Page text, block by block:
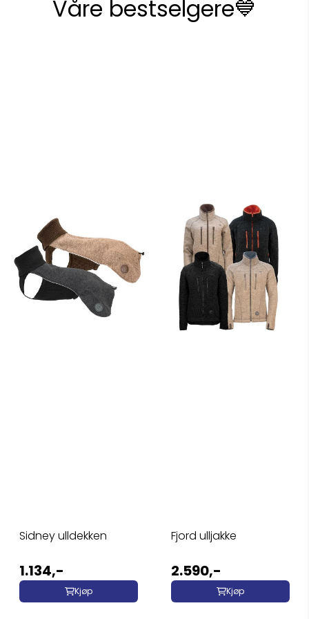
Våre bestselgere💙
Sidney ulldekken
1.134,-
Kjøp
Fjord ulljakke
2.590,-
Kjøp